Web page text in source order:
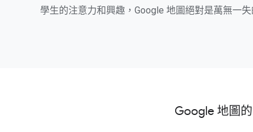
學生的注意力和興趣，Google 地圖絕對是萬無一失
Google 地圖